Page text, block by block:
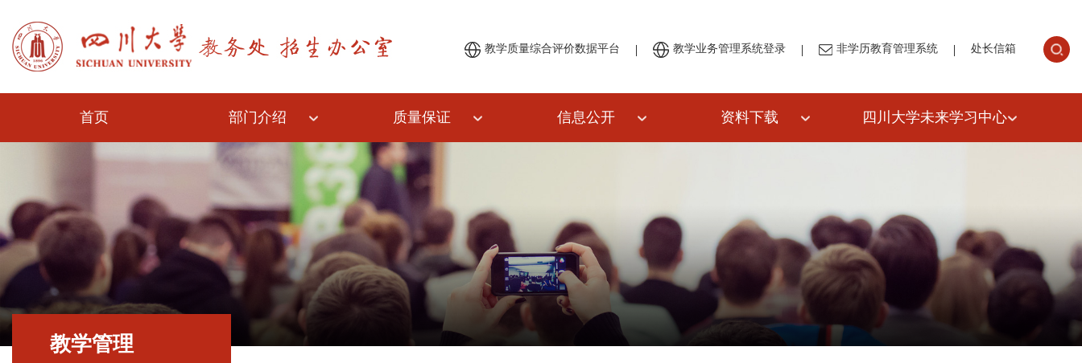
教学质量综合评价数据平台 | 教学业务管理系统登录 | 非学历教育管理系统 | 处长信箱
首页 部门介绍 质量保证 信息公开 资料下载 四川大学未来学习中心
教学管理